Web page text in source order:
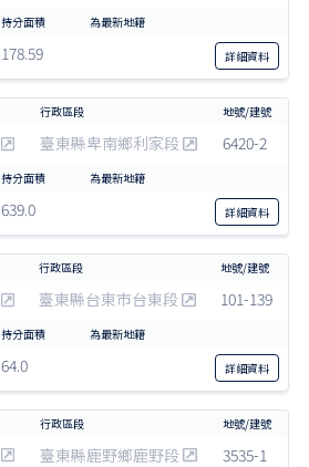
178.59 詳細資料
臺東縣卑南鄉利家段 6420-2
639.0 詳細資料
臺東縣台東市台東段 101-139
64.0 詳細資料
臺東縣鹿野鄉鹿野段 3535-1